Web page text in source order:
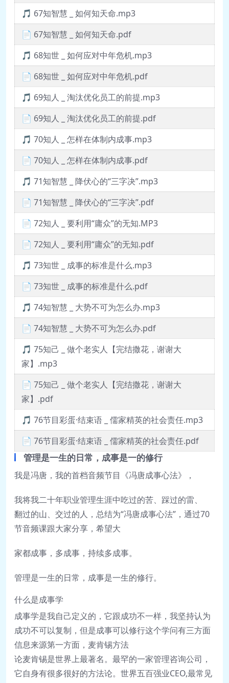
🎵 67知智慧 _ 如何知天命.mp3
📄 67知智慧 _ 如何知天命.pdf
🎵 68知世 _ 如何应对中年危机.mp3
📄 68知世 _ 如何应对中年危机.pdf
🎵 69知人 _ 淘汰优化员工的前提.mp3
📄 69知人 _ 淘汰优化员工的前提.pdf
🎵 70知人 _ 怎样在体制内成事.mp3
📄 70知人 _ 怎样在体制内成事.pdf
🎵 71知智慧 _ 降伏心的“三字决”.mp3
📄 71知智慧 _ 降伏心的“三字决”.pdf
📄 72知人 _ 要利用“庸众”的无知.MP3
📄 72知人 _ 要利用“庸众”的无知.pdf
🎵 73知世 _ 成事的标准是什么.mp3
📄 73知世 _ 成事的标准是什么.pdf
🎵 74知智慧 _ 大势不可为怎么办.mp3
📄 74知智慧 _ 大势不可为怎么办.pdf
🎵 75知己 _ 做个老实人【完结撒花，谢谢大
家】.mp3
📄 75知己 _ 做个老实人【完结撒花，谢谢大
家】.pdf
🎵 76节目彩蛋·结束语 _ 儒家精英的社会责任.mp3
📄 76节目彩蛋·结束语 _ 儒家精英的社会责任.pdf
管理是一生的日常，成事是一的修行
我是冯唐，我的首档音频节目《冯唐成事心法》，
我将我二十年职业管理生涯中吃过的苦、踩过的雷、
翻过的山、交过的人，总结为“冯唐成事心法”，通过70
节音频课跟大家分享，希望大
家都成事，多成事，持续多成事。
管理是一生的日常，成事是一生的修行。
什么是成事学
成事学是我自己定义的，它跟成功不一样，我坚持认为
成功不可以复制，但是成事可以修行这个学问有三方面
信息来源第一方面，麦肯锡方法
论麦肯锡是世界上最著名。最罕的一家管理咨询公司，
它自身有很多很好的方法论。世界五百强业CEO,最常见